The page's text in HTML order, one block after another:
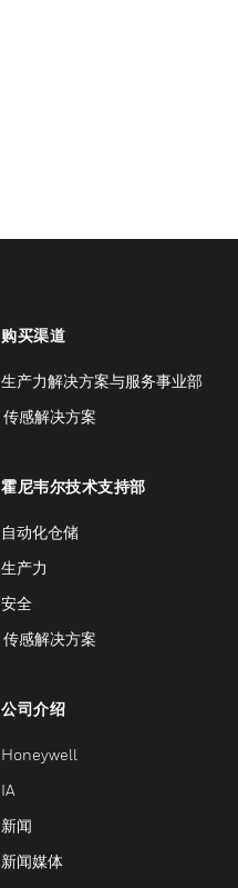
购买渠道
生产力解决方案与服务事业部
传感解决方案
霍尼韦尔技术支持部
自动化仓储
生产力
安全
传感解决方案
公司介绍
Honeywell
IA
新闻
新闻媒体